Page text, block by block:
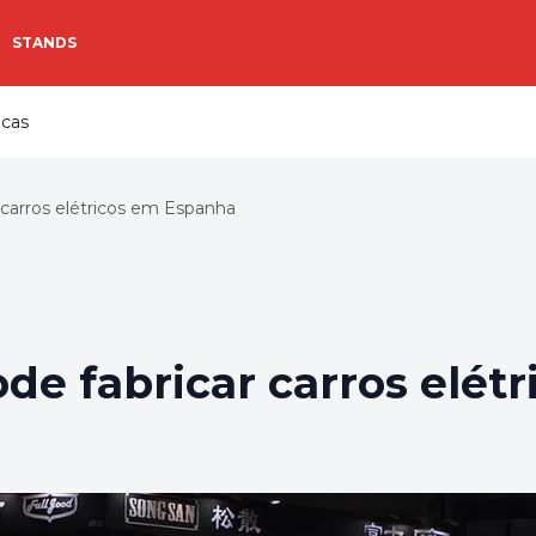
STANDS
elétricos em Espanha
fabricar carros